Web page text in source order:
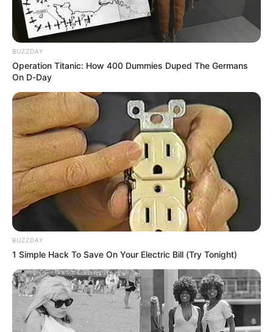
Lea También:Más de 150 adultos mayores en estado de
vulnerabilidad y abandono recibirán atención integral
Sin embargo se conoció en la mañana de este sábado
queLa Oficina de Gestión del Riesgo de Cartagena, con
drones logró obtener una posible respuesta al misterio
del humo blanco.
Luego de los reportes, durante el día de ayer viernes 21 de
mayo, la Oficina Asesora para la Gestión del Riesgo de
Desastres de Cartagena (OAGRD) inició una investigación
con los comités barriales de emergencia (COMBAS)y el
cuerpo de Bomberos, en aras de establecer las posibles
causas del fenómeno que afectó a gran parte de la
ciudad.
BUZZDAY
Operation Titanic: How 400 Dummies Duped The Germans
On D-Day
BUZZDAY
1 Simple Hack To Save On Your Electric Bill (Try Tonight)